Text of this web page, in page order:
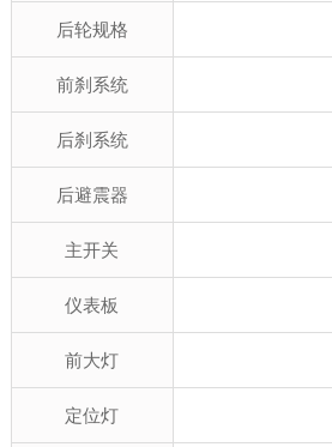
后轮规格
前刹系统
后刹系统
后避震器
主开关
仪表板
前大灯
定位灯